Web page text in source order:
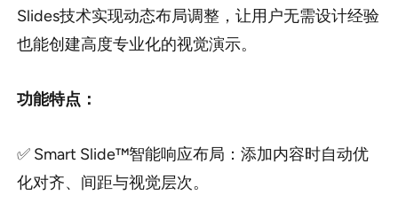
Slides技术实现动态布局调整，让用户无需设计经验
也能创建高度专业化的视觉演示。
功能特点：
✅ Smart Slide™智能响应布局：添加内容时自动优
化对齐、间距与视觉层次。